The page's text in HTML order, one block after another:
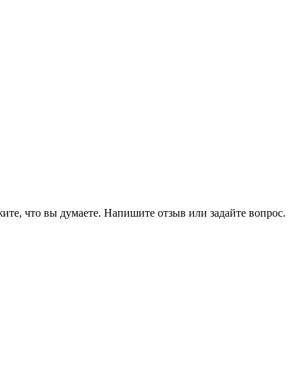
что вы думаете. Напишите отзыв или задайте вопрос.